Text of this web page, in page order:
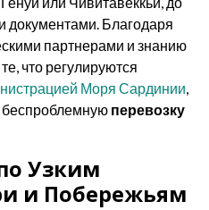
документами. Благодаря
партнерами и знанию
что регулируются
Моря Сардинии,
перевозку
Узким
и Побережьям